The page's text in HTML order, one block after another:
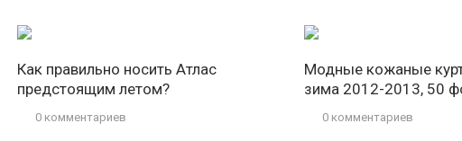
Как правильно носить Атлас
предстоящим летом?
0 комментариев
Модные кожаные
зима 2012-2013, 50
0 комментариев